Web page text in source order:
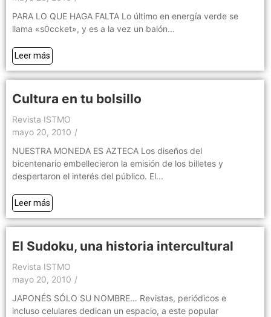
PARA LO QUE HAGA FALTA Lo último en energía verde se
llama «s0ccket», y es a la vez un balón...
Leer más
Cultura en tu bolsillo
Revista ISTMO
mayo 20, 2010 /
NUESTRA MONEDA ES AZTECA Los diseños del
bicentenario embellecieron la emisión de los billetes y
despertaron el interés del público. El...
Leer más
El Sudoku, una historia intercultural
Revista ISTMO
mayo 20, 2010 /
JAPONÉS SÓLO SU NOMBRE… Revistas, periódicos e
incluso celulares dedican un espacio, a este popular